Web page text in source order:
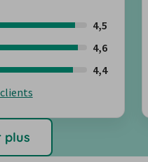
4,5
4,6
4,4
plus